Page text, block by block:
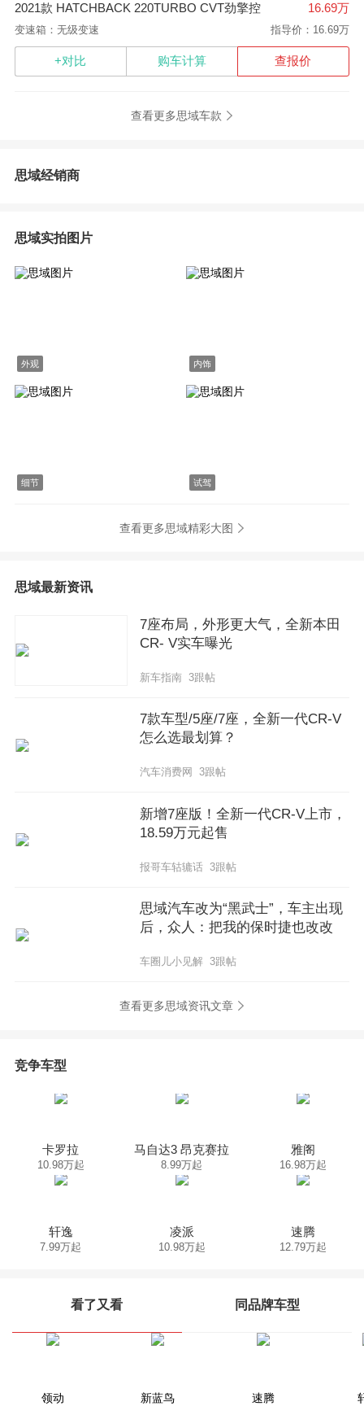
2021款 HATCHBACK 220TURBO CVT劲擎控
变速箱：无级变速
16.69万
指导价：16.69万
+对比 购车计算 查报价
查看更多思域车款
思域经销商
思域实拍图片
外观 内饰
细节 试驾
查看更多思域精彩大图
思域最新资讯
7座布局，外形更大气，全新本田
CR- V实车曝光
新车指南 3跟帖
7款车型/5座/7座，全新一代CR-V
怎么选最划算？
汽车消费网 3跟帖
新增7座版！全新一代CR-V上市，
18.59万元起售
报哥车轱辘话 3跟帖
思域汽车改为“黑武士”，车主出现
后，众人：把我的保时捷也改改
车圈儿小见解 3跟帖
查看更多思域资讯文章
竞争车型
卡罗拉
10.98万起
马自达3 昂克赛拉
8.99万起
雅阁
16.98万起
轩逸
7.99万起
凌派
10.98万起
速腾
12.79万起
看了又看 同品牌车型
领动 新蓝鸟 速腾
本田CR-V 雅阁 奥德赛